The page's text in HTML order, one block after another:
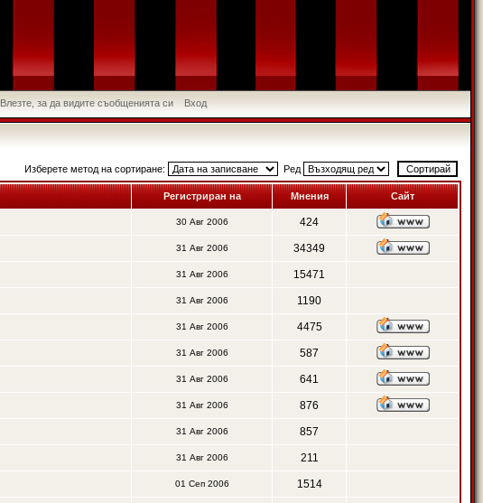
Влезте, за да видите съобщенията си Вход
Изберете метод на сортиране: Ред
Регистриран на Мнения Сайт
30 Авг 2006 424
31 Авг 2006 34349
31 Авг 2006 15471
31 Авг 2006 1190
31 Авг 2006 4475
31 Авг 2006 587
31 Авг 2006 641
31 Авг 2006 876
31 Авг 2006 857
31 Авг 2006 211
01 Сеп 2006 1514